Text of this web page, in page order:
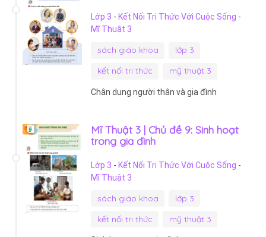
Lớp 3 - Kết Nối Tri Thức Với Cuộc Sống -
Mĩ Thuật 3
sách giáo khoa
lớp 3
kết nối tri thức
mỹ thuật 3
Chân dung người thân và gia đình
Mĩ Thuật 3 | Chủ đề 9: Sinh hoạt
trong gia đình
Lớp 3 - Kết Nối Tri Thức Với Cuộc Sống -
Mĩ Thuật 3
sách giáo khoa
lớp 3
kết nối tri thức
mỹ thuật 3